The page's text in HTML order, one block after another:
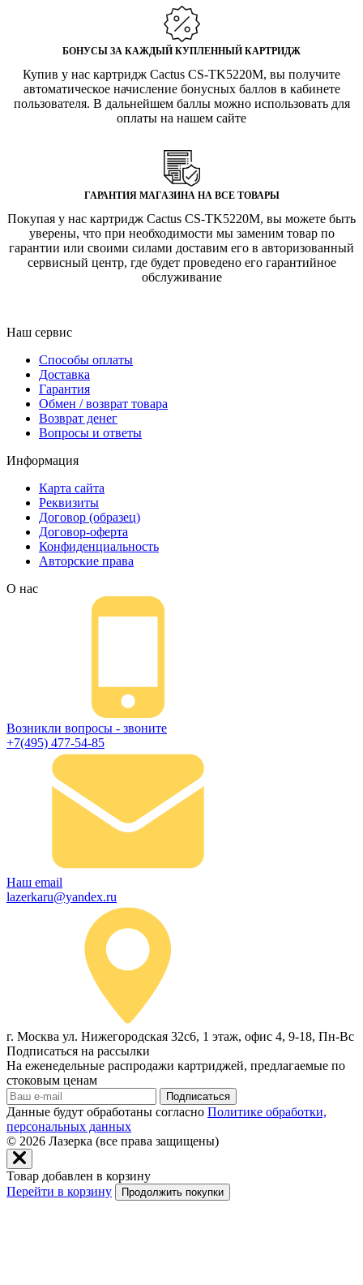
БОНУСЫ ЗА КАЖДЫЙ КУПЛЕННЫЙ КАРТРИДЖ
Купив у нас картридж Cactus CS-TK5220M, вы получите
автоматическое начисление бонусных баллов в кабинете
пользователя. В дальнейшем баллы можно использовать для
оплаты на нашем сайте
ГАРАНТИЯ МАГАЗИНА НА ВСЕ ТОВАРЫ
Покупая у нас картридж Cactus CS-TK5220M, вы можете быть
уверены, что при необходимости мы заменим товар по
гарантии или своими силами доставим его в авторизованный
сервисный центр, где будет проведено его гарантийное
обслуживание
Наш сервис
Способы оплаты
Доставка
Гарантия
Обмен / возврат товара
Возврат денег
Вопросы и ответы
Информация
Карта сайта
Реквизиты
Договор (образец)
Договор-оферта
Конфиденциальность
Авторские права
О нас
Возникли вопросы - звоните
+7(495) 477-54-85
Наш email
lazerkaru@yandex.ru
г. Москва ул. Нижегородская 32с6, 1 этаж, офис 4, 9-18, Пн-Вс
Подписаться на рассылки
На еженедельные распродажи картриджей, предлагаемые по
стоковым ценам
Подписаться
Данные будут обработаны согласно Политике обработки,
персональных данных
© 2026 Лазерка (все права защищены)
Товар добавлен в корзину
Перейти в корзину
Продолжить покупки